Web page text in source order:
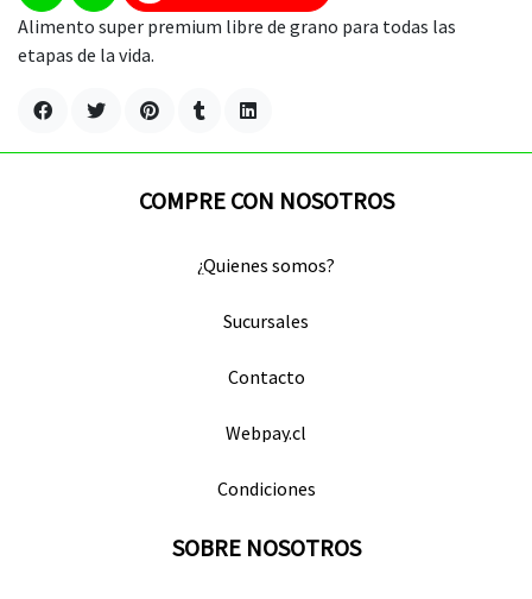
Alimento super premium libre de grano para todas las
etapas de la vida.
COMPRE CON NOSOTROS
¿Quienes somos?
Sucursales
Contacto
Webpay.cl
Condiciones
SOBRE NOSOTROS